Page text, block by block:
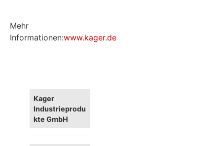
Mehr
Informationen:www.kager.de
Kager
Industrieprodu
kte GmbH